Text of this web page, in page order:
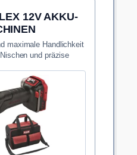
12V AKKU-
maximale Handlichkeit
und präzise